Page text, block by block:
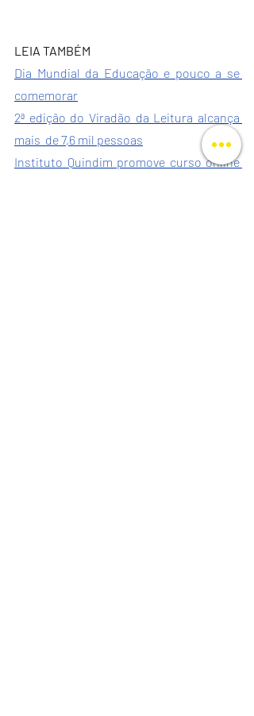
LEIA TAMBÉM
Dia Mundial da Educação e pouco a se
comemorar
2ª edição do Viradão da Leitura alcança
mais  de 7,6 mil pessoas
Instituto Quindim promove curso online